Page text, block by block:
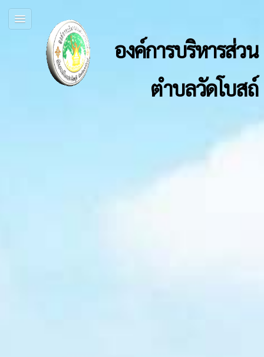
องค์การบริหารส่วน
ตำบลวัดโบสถ์